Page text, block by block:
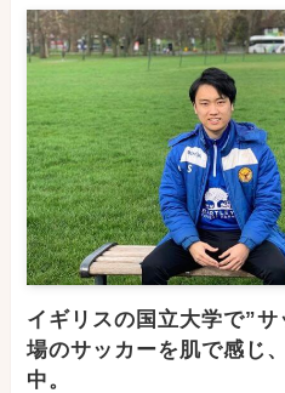
イギリスの国立大学で”
場のサッカーを肌で感じ
中。